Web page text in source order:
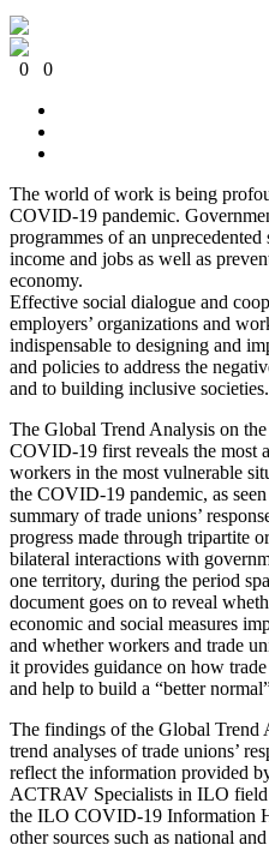
0
0
The world of work is being
COVID-19 pandemic.
programmes of an
income and jobs as well as
economy.
Effective social dialogue and
employers’ organizations and
indispensable to designing and
and policies to address the
and to building inclusive societies.
The Global Trend Analysis on
COVID-19 first reveals the most
workers in the most vulnerable
the COVID-19 pandemic, as
summary of trade unions’
progress made through tripartite
bilateral interactions with
one territory, during the period
document goes on to reveal
economic and social measures
and whether workers and trade
it provides guidance on how
and help to build a “better
The findings of the Global Trend
trend analyses of trade unions’
reflect the information provided
ACTRAV Specialists in ILO
the ILO COVID-19 Information
other sources such as national